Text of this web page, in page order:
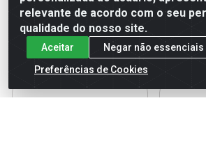
FAÇA SEU
LOGIN
relevante de acordo com o seu
qualidade do nosso site.
Aceitar
Negar não essenciais
Preferências de Cookies